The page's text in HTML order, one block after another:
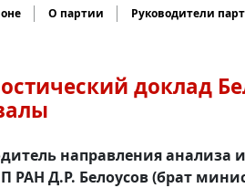
О партии Руководители
доклад
направления анализа
РАН Д.Р. Белоусов (брат